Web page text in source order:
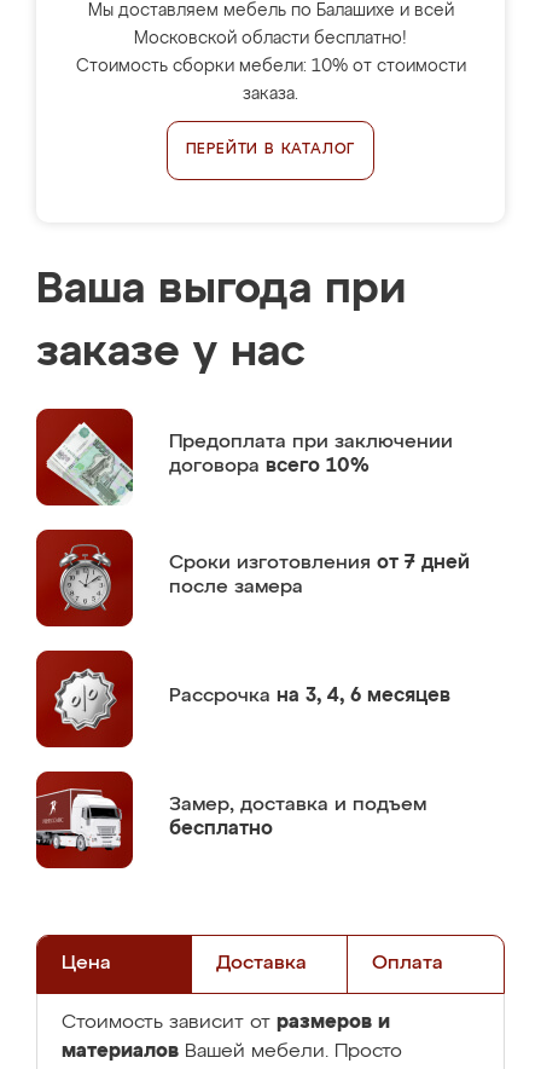
Мы доставляем мебель по Балашихе и всей
Московской области бесплатно!
Стоимость сборки мебели: 10% от стоимости
заказа.
ПЕРЕЙТИ В КАТАЛОГ
Ваша выгода при
заказе у нас
Предоплата при заключении
договора всего 10%
Сроки изготовления от 7 дней
после замера
Рассрочка на 3, 4, 6 месяцев
Замер, доставка и подъем
бесплатно
Цена Доставка Оплата
Стоимость зависит от размеров и
материалов Вашей мебели. Просто